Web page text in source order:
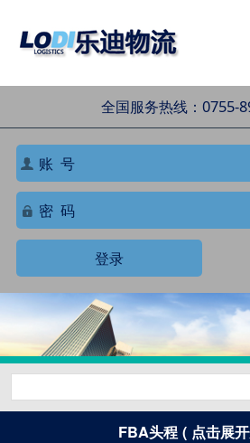
全国服务热线：0755-
登录
FBA头程 ( 点击展